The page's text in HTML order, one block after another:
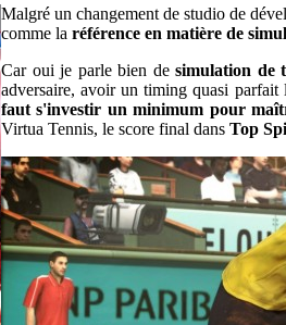
Malgré un changement de studio de
comme la référence en matière de
Car oui je parle bien de simulation de
adversaire, avoir un timing quasi
faut s'investir un minimum pour
Virtua Tennis, le score final dans Top